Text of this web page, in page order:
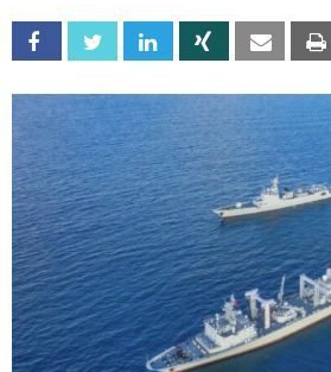
Facebook Twitter Linkedin Xing Email